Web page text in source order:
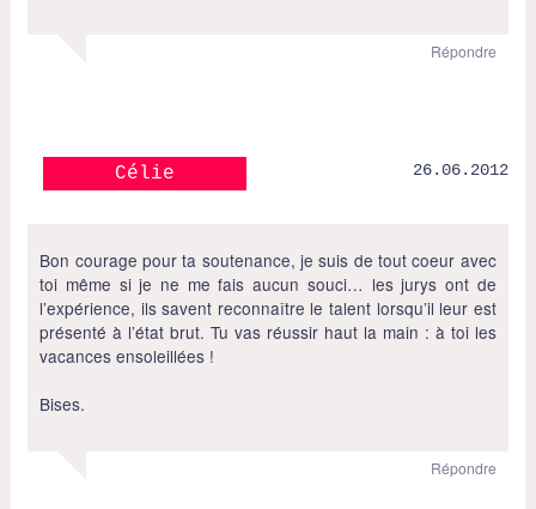
Répondre
Célie 26.06.2012
Bon courage pour ta soutenance, je suis de tout coeur avec
toi même si je ne me fais aucun souci… les jurys ont de
l’expérience, ils savent reconnaître le talent lorsqu’il leur est
présenté à l’état brut. Tu vas réussir haut la main : à toi les
vacances ensoleillées !
Bises.
Répondre